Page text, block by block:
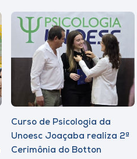
Curso de Psicologia da
Unoesc Joaçaba realiza 2ª
Cerimônia do Botton